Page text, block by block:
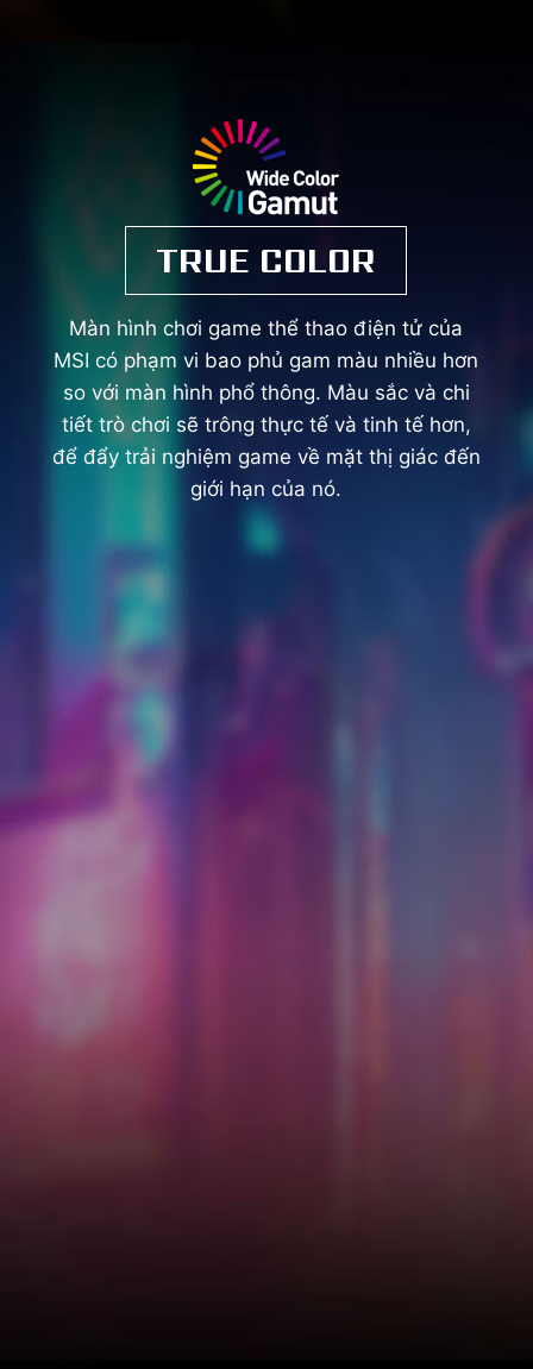
TRUE COLOR
Màn hình chơi game thể thao điện tử của
MSI có phạm vi bao phủ gam màu nhiều hơn
so với màn hình phổ thông. Màu sắc và chi
tiết trò chơi sẽ trông thực tế và tinh tế hơn,
để đẩy trải nghiệm game về mặt thị giác đến
giới hạn của nó.